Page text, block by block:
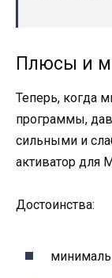
Плюсы и
Теперь, когда
программы,
сильными и
активатор для
Достоинства: